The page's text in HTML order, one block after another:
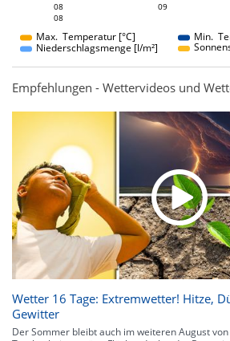
08
08
09
Max. Temperatur [°C]
Min.
Niederschlagsmenge [l/m²]
Empfehlungen - Wettervideos und
Wetter 16 Tage: Extremwetter! Hitze,
Gewitter
Der Sommer bleibt auch im weiteren August